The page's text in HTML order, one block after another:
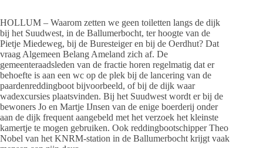
HOLLUM – Waarom zetten we geen toiletten langs de dijk
bij het Suudwest, in de Ballumerbocht, ter hoogte van de
Pietje Miedeweg, bij de Buresteiger en bij de Oerdhut? Dat
vraag Algemeen Belang Ameland zich af. De
gemeenteraadsleden van de fractie horen regelmatig dat er
behoefte is aan een wc op de plek bij de lancering van de
paardenreddingboot bijvoorbeeld, of bij de dijk waar
wadexcursies plaatsvinden. Bij het Suudwest wordt er bij de
bewoners Jo en Martje IJnsen van de enige boerderij onder
aan de dijk frequent aangebeld met het verzoek het kleinste
kamertje te mogen gebruiken. Ook reddingbootschipper Theo
Nobel van het KNRM-station in de Ballumerbocht krijgt vaak